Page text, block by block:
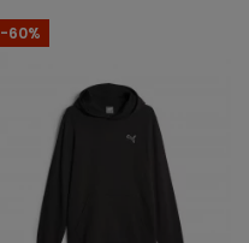
-60%